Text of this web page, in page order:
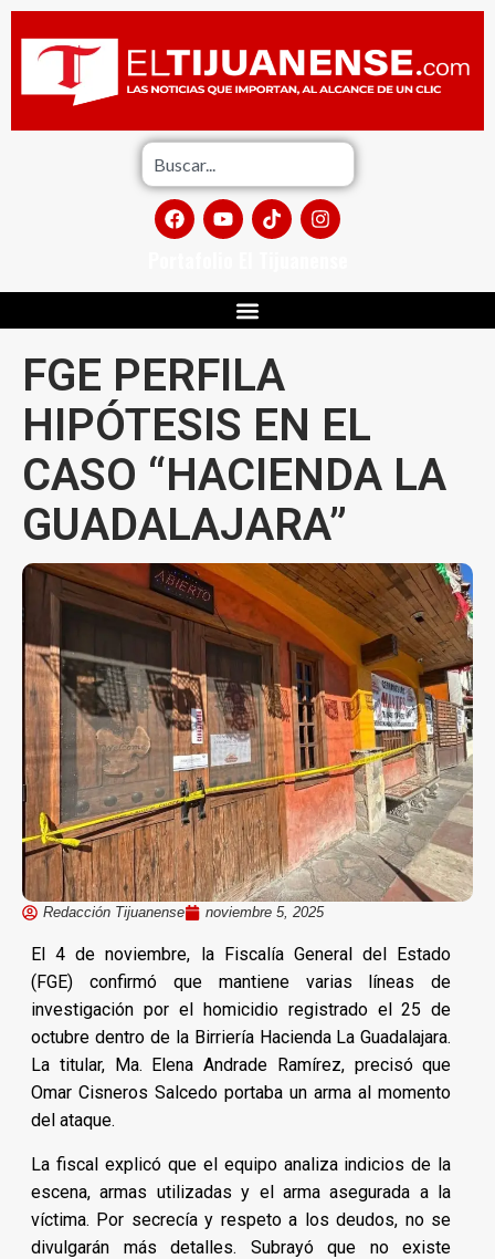
FGE PERFILA
HIPÓTESIS EN EL
CASO “HACIENDA LA
GUADALAJARA”
Redacción Tijuanense noviembre 5, 2025
El 4 de noviembre, la Fiscalía General del Estado
(FGE) confirmó que mantiene varias líneas de
investigación por el homicidio registrado el 25 de
octubre dentro de la Birriería Hacienda La Guadalajara.
La titular, Ma. Elena Andrade Ramírez, precisó que
Omar Cisneros Salcedo portaba un arma al momento
del ataque.
La fiscal explicó que el equipo analiza indicios de la
escena, armas utilizadas y el arma asegurada a la
víctima. Por secrecía y respeto a los deudos, no se
divulgarán más detalles. Subrayó que no existe